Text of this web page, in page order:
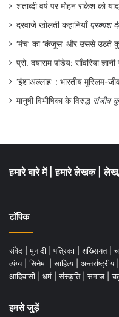
शताब्दी वर्ष पर मोहन राकेश को
दरवाजे खोलती कहानियाँ प्रकाश
‘मंच’ का ‘कंजूस’ और उससे उठते
प्रो. दयाराम पांडेय: साँवरिया
‘इंशाअल्लाह’ : भारतीय मुस्लिम-
मानुषी विभीषिका के विरुद्ध संजीव
हमारे बारे में हमारे लेखक
टॉपिक
संवेद मुनादी पत्रिका शख्सियत
व्यंग्य
सिनेमा साहित्य अन्तर्राष्ट्रीय
आदिवासी
धर्म संस्कृति समाज
हमसे जुड़ें